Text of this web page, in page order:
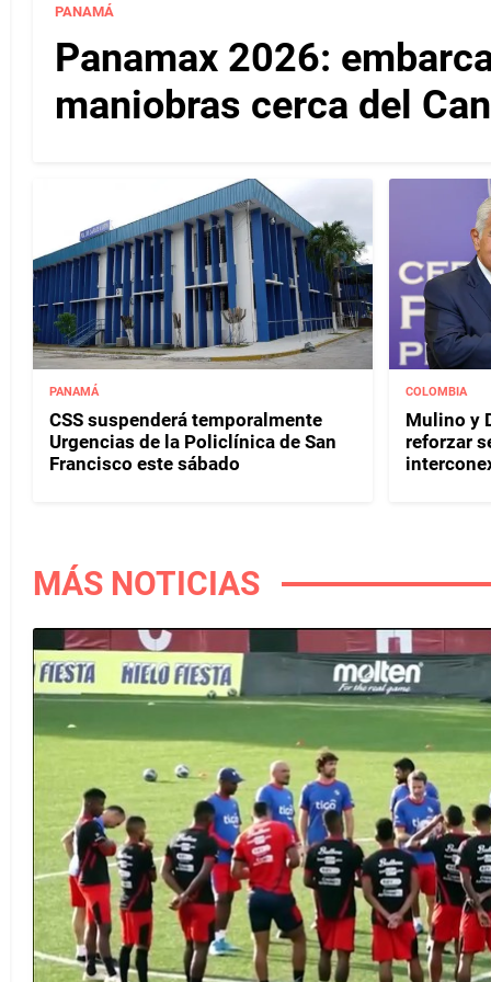
PANAMÁ
Panamax 2026:
maniobras cerca del
PANAMÁ
CSS suspenderá temporalmente
Urgencias de la Policlínica de San
Francisco este sábado
COLOMBIA
Mulino y
reforzar
MÁS NOTICIAS